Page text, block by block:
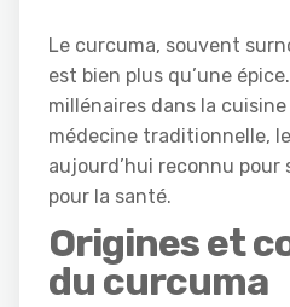
Le curcuma, souvent
est bien plus qu’une
millénaires dans la
médecine traditionnelle,
aujourd’hui reconnu
pour la santé.
Origines et
du curcuma